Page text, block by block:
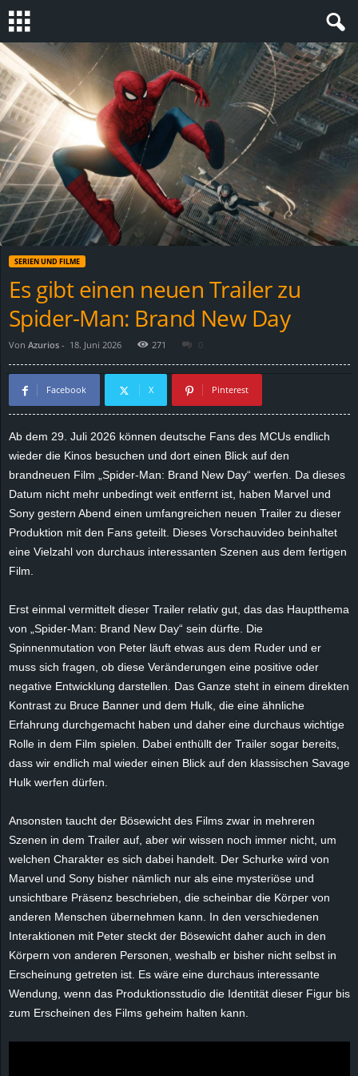
S
t
e
v
i
n
SERIEN UND FILME
Es gibt einen neuen Trailer zu
Spider-Man: Brand New Day
Von Azurios - 18. Juni 2026 271 0
Facebook X Pinterest
Ab dem 29. Juli 2026 können deutsche Fans des MCUs endlich
wieder die Kinos besuchen und dort einen Blick auf den
brandneuen Film „Spider-Man: Brand New Day“ werfen. Da dieses
Datum nicht mehr unbedingt weit entfernt ist, haben Marvel und
Sony gestern Abend einen umfangreichen neuen Trailer zu dieser
Produktion mit den Fans geteilt. Dieses Vorschauvideo beinhaltet
eine Vielzahl von durchaus interessanten Szenen aus dem fertigen
Film.
Erst einmal vermittelt dieser Trailer relativ gut, das das Hauptthema
von „Spider-Man: Brand New Day“ sein dürfte. Die
Spinnenmutation von Peter läuft etwas aus dem Ruder und er
muss sich fragen, ob diese Veränderungen eine positive oder
negative Entwicklung darstellen. Das Ganze steht in einem direkten
Kontrast zu Bruce Banner und dem Hulk, die eine ähnliche
Erfahrung durchgemacht haben und daher eine durchaus wichtige
Rolle in dem Film spielen. Dabei enthüllt der Trailer sogar bereits,
dass wir endlich mal wieder einen Blick auf den klassischen Savage
Hulk werfen dürfen.
Ansonsten taucht der Bösewicht des Films zwar in mehreren
Szenen in dem Trailer auf, aber wir wissen noch immer nicht, um
welchen Charakter es sich dabei handelt. Der Schurke wird von
Marvel und Sony bisher nämlich nur als eine mysteriöse und
unsichtbare Präsenz beschrieben, die scheinbar die Körper von
anderen Menschen übernehmen kann. In den verschiedenen
Interaktionen mit Peter steckt der Bösewicht daher auch in den
Körpern von anderen Personen, weshalb er bisher nicht selbst in
Erscheinung getreten ist. Es wäre eine durchaus interessante
Wendung, wenn das Produktionsstudio die Identität dieser Figur bis
zum Erscheinen des Films geheim halten kann.